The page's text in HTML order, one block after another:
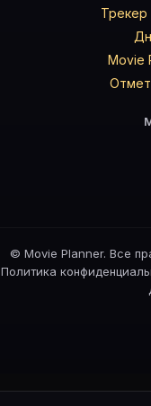
Movie
© Movie Planner. Все
Политика